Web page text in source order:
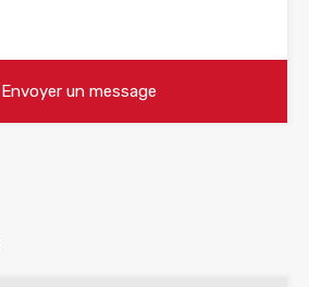
Envoyer un message